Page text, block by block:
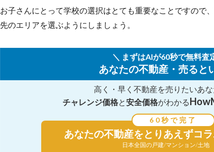
お子さんにとって学校の選択はとても重要なことですので
先のエリアを選ぶようにしましょう。
＼ まずはAIが60秒で無料査
あなたの不動産・売ると
高く・早く不動産を売りたいあ
チャレンジ価格と安全価格がわかる
60秒で完了
あなたの不動産をとりあえずコ
日本全国の戸建/マンション/土